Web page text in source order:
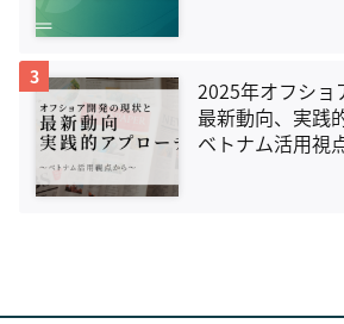
3
2025年オフショ
最新動向、実践
ベトナム活用視